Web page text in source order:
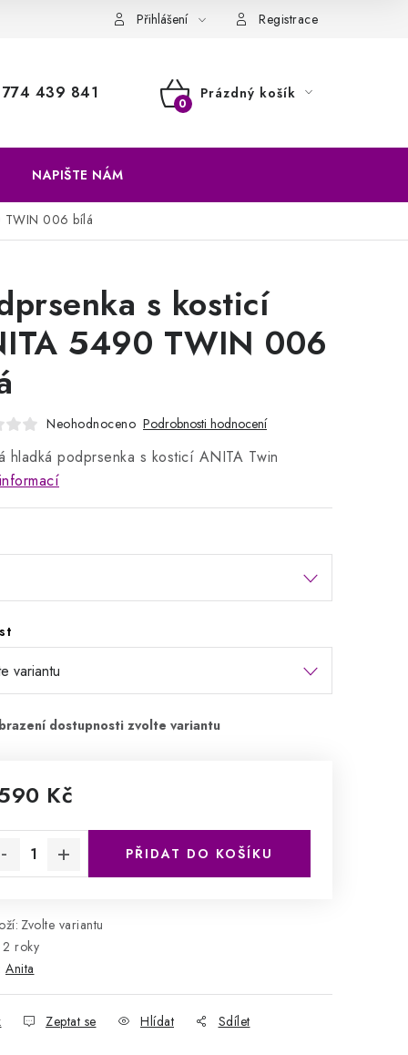
Přihlášení Registrace
774 439 841
NÁKUPNÍ
Prázdný košík
NAPIŠTE NÁM
TWIN 006 bílá
s kosticí
5490 TWIN 006
Neohodnoceno Podrobnosti hodnocení
hladká podprsenka s kosticí ANITA Twin
Kč
PŘIDAT DO KOŠÍKU
Zvolte variantu
2 roky
Anita
Zeptat se Hlídat Sdílet